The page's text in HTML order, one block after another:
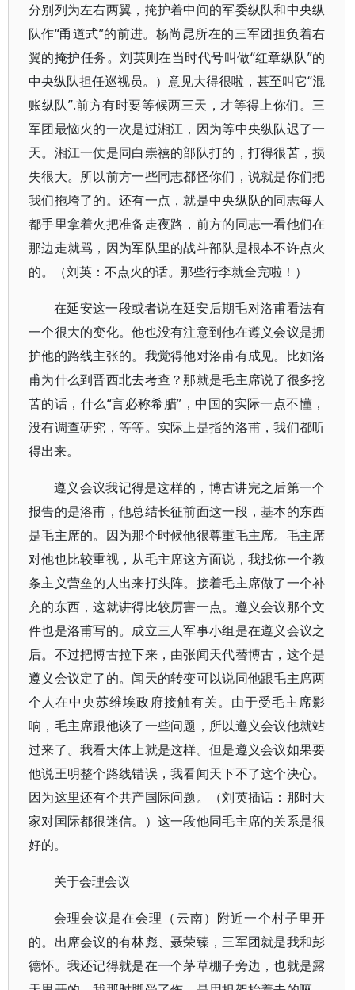
分别列为左右两翼，掩护着中间的军委纵队和中央纵
队作“甬道式”的前进。杨尚昆所在的三军团担负着右
翼的掩护任务。刘英则在当时代号叫做“红章纵队”的
中央纵队担任巡视员。）意见大得很啦，甚至叫它“混
账纵队”.前方有时要等候两三天，才等得上你们。三
军团最恼火的一次是过湘江，因为等中央纵队迟了一
天。湘江一仗是同白崇禧的部队打的，打得很苦，损
失很大。所以前方一些同志都怪你们，说就是你们把
我们拖垮了的。还有一点，就是中央纵队的同志每人
都手里拿着火把准备走夜路，前方的同志一看他们在
那边走就骂，因为军队里的战斗部队是根本不许点火
的。（刘英：不点火的话。那些行李就全完啦！）
在延安这一段或者说在延安后期毛对洛甫看法有
一个很大的变化。他也没有注意到他在遵义会议是拥
护他的路线主张的。我觉得他对洛甫有成见。比如洛
甫为什么到晋西北去考查？那就是毛主席说了很多挖
苦的话，什么“言必称希腊”，中国的实际一点不懂，
没有调查研究，等等。实际上是指的洛甫，我们都听
得出来。
遵义会议我记得是这样的，博古讲完之后第一个
报告的是洛甫，他总结长征前面这一段，基本的东西
是毛主席的。因为那个时候他很尊重毛主席。毛主席
对他也比较重视，从毛主席这方面说，我找你一个教
条主义营垒的人出来打头阵。接着毛主席做了一个补
充的东西，这就讲得比较厉害一点。遵义会议那个文
件也是洛甫写的。成立三人军事小组是在遵义会议之
后。不过把博古拉下来，由张闻天代替博古，这个是
遵义会议定了的。闻天的转变可以说同他跟毛主席两
个人在中央苏维埃政府接触有关。由于受毛主席影
响，毛主席跟他谈了一些问题，所以遵义会议他就站
过来了。我看大体上就是这样。但是遵义会议如果要
他说王明整个路线错误，我看闻天下不了这个决心。
因为这里还有个共产国际问题。（刘英插话：那时大
家对国际都很迷信。）这一段他同毛主席的关系是很
好的。
关于会理会议
会理会议是在会理（云南）附近一个村子里开
的。出席会议的有林彪、聂荣臻，三军团就是我和彭
德怀。我还记得就是在一个茅草棚子旁边，也就是露